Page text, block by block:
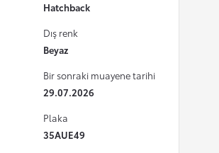
Hatchback
Dış renk
Beyaz
Bir sonraki muayene tarihi
29.07.2026
Plaka
35AUE49